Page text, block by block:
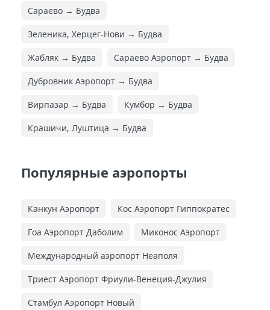
Сараево → Будва
Зеленика, Херцег-Нови → Будва
Жабляк → Будва Сараево Аэропорт → Будва
Дубровник Аэропорт → Будва
Вирпазар → Будва Кумбор → Будва
Крашичи, Луштица → Будва
Популярные аэропорты
Канкун Аэропорт Кос Аэропорт Гиппократес
Гоа Аэропорт Даболим Миконос Аэропорт
Международный аэропорт Неаполя
Триест Аэропорт Фриули-Венеция-Джулия
Стамбул Аэропорт Новый